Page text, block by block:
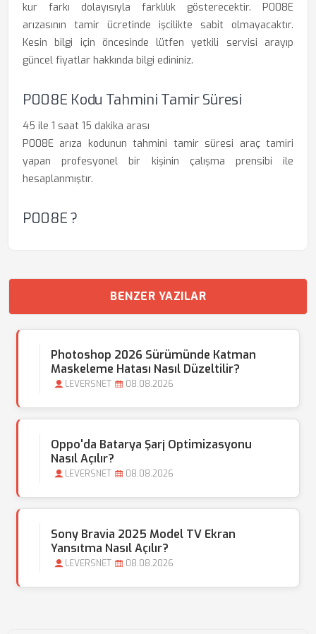
kur farkı dolayısıyla farklılık gösterecektir. P008E
arızasının tamir ücretinde işcilikte sabit olmayacaktır.
Kesin bilgi için öncesinde lütfen yetkili servisi arayıp
güncel fiyatlar hakkında bilgi edininiz.
P008E Kodu Tahmini Tamir Süresi
45 ile 1 saat 15 dakika arası
P008E arıza kodunun tahmini tamir süresi araç tamiri
yapan profesyonel bir kişinin çalışma prensibi ile
hesaplanmıştır.
P008E ?
BENZER YAZILAR
Photoshop 2026 Sürümünde Katman
Maskeleme Hatası Nasıl Düzeltilir?
LEVERSNET 08.08.2026
Oppo'da Batarya Şarj Optimizasyonu
Nasıl Açılır?
LEVERSNET 08.08.2026
Sony Bravia 2025 Model TV Ekran
Yansıtma Nasıl Açılır?
LEVERSNET 08.08.2026